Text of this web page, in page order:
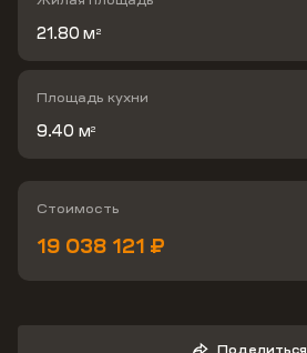
21.80 м 2
Площадь кухни
9.40 м2
Стоимость
19 038 121 ₽
Поделиться